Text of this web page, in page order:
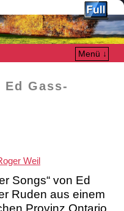
Menü ↓
Ed Gass-
Weil
Songs“ von Ed
Ruden aus einem